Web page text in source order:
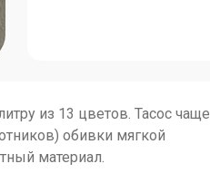
из 13 цветов. Tacoc чаще
обивки мягкой
материал.